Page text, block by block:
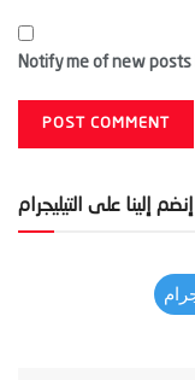
Notify me of new posts
إنضم إلينا على التيليجرام